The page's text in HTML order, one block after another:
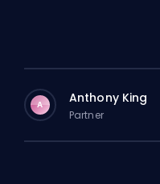
A Anthony King
Partner